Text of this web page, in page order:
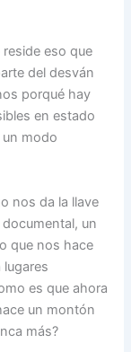
eso que
del desván
porqué hay
en estado
modo
nos da la llave
un
que nos hace
es que ahora
un montón
más?